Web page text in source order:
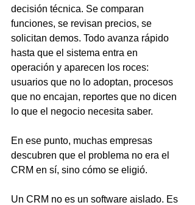
decisión técnica. Se comparan
funciones, se revisan precios, se
solicitan demos. Todo avanza rápido
hasta que el sistema entra en
operación y aparecen los roces:
usuarios que no lo adoptan, procesos
que no encajan, reportes que no dicen
lo que el negocio necesita saber.
En ese punto, muchas empresas
descubren que el problema no era el
CRM en sí, sino cómo se eligió.
Un CRM no es un software aislado. Es